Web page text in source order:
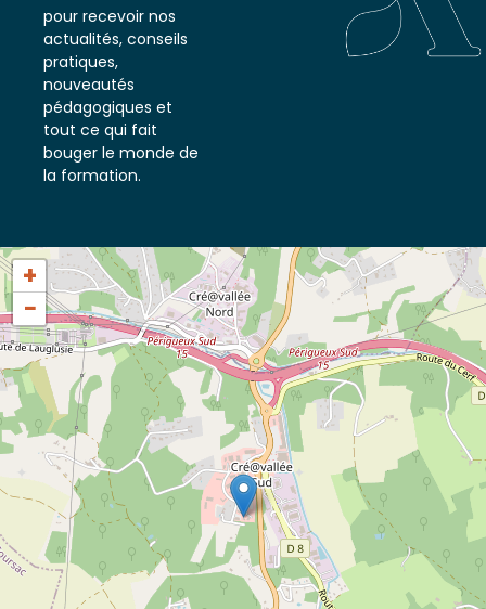
notre newsletter
pour recevoir nos
actualités, conseils
pratiques,
nouveautés
pédagogiques et
tout ce qui fait
bouger le monde de
+
−